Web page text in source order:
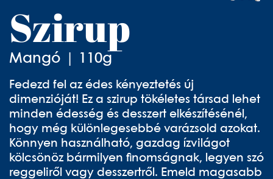
Szirup
Mangó | 110g
Fedezd fel az édes kényeztetés új
dimenzióját! Ez a szirup tökéletes társad lehet
minden édesség és desszert elkészítésénél,
hogy még különlegesebbé varázsold azokat.
Könnyen használható, gazdag ízvilágot
kölcsönöz bármilyen finomságnak, legyen szó
reggeliről vagy desszertről. Emeld magasabb